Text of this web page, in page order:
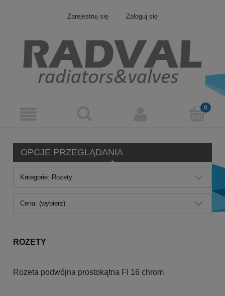
Zarejestruj się Zaloguj się
OPCJE PRZEGLĄDANIA
Kategorie: Rozety
Cena: (wybierz)
ROZETY
Rozeta podwójna prostokątna FI 16 chrom